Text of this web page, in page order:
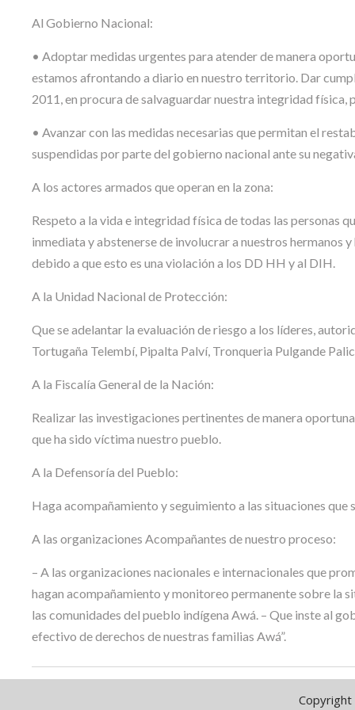
Al Gobierno Nacional:
• Adoptar medidas urgentes para atender de manera
estamos afrontando a diario en nuestro territorio. Dar
2011, en procura de salvaguardar nuestra integridad física,
• Avanzar con las medidas necesarias que permitan el
suspendidas por parte del gobierno nacional ante su
A los actores armados que operan en la zona:
Respeto a la vida e integridad física de todas las personas
inmediata y abstenerse de involucrar a nuestros hermanos
debido a que esto es una violación a los DD HH y al DIH.
A la Unidad Nacional de Protección:
Que se adelantar la evaluación de riesgo a los líderes,
Tortugaña Telembí, Pipalta Palví, Tronqueria Pulgande
A la Fiscalía General de la Nación:
Realizar las investigaciones pertinentes de manera
que ha sido víctima nuestro pueblo.
A la Defensoría del Pueblo:
Haga acompañamiento y seguimiento a las situaciones
A las organizaciones Acompañantes de nuestro proceso:
– A las organizaciones nacionales e internacionales que
hagan acompañamiento y monitoreo permanente sobre la
las comunidades del pueblo indígena Awá. – Que inste al
efectivo de derechos de nuestras familias Awá”.
Copyright